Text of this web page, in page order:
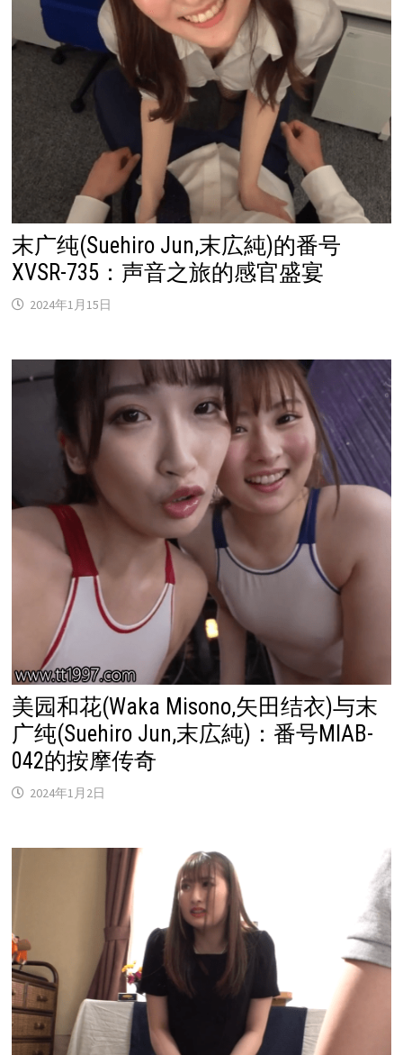
末广纯(Suehiro Jun,末広純)的番号
XVSR-735：声音之旅的感官盛宴
2024年1月15日
美园和花(Waka Misono,矢田结衣)与末
广纯(Suehiro Jun,末広純)：番号MIAB-
042的按摩传奇
2024年1月2日